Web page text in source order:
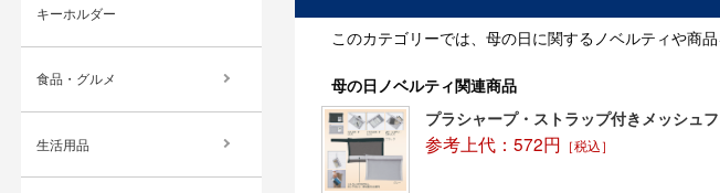
このカテゴリーでは、母の日に関するノベルティや商
母の日ノベルティ関連商品
プラシャープ・ストラップ付きメッシュ
参考上代：572円 ［税込］
キーホルダー
食品・グルメ
生活用品